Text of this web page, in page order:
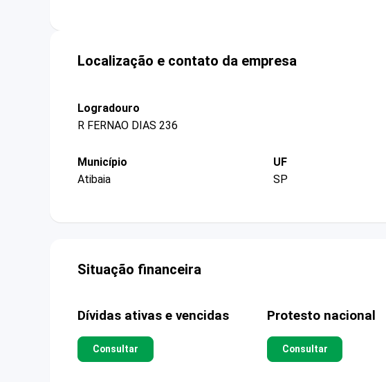
Localização e contato da empresa
Logradouro
R FERNAO DIAS 236
Município
Atibaia
UF
SP
Situação financeira
Dívidas ativas e vencidas
Consultar
Protesto nacional
Consultar